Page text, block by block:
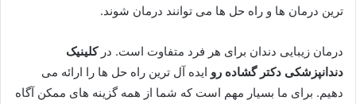
ترین درمان ها و راه حل ها می توانند درمان شوند.
درمان زیبایی دندان برای هر فرد متفاوت است. درکلینیک
دندانپزشکی دکتر گشاده رو ایده آل ترین راه حل ها را ارائه می
دهیم. برای ما بسیار مهم است که شما از همه گزینه های ممکن آگاه